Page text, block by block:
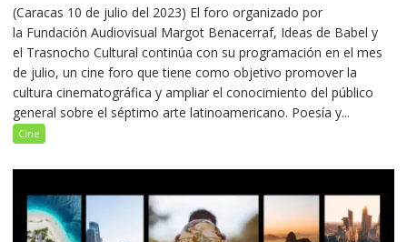
(Caracas 10 de julio del 2023) El foro organizado por
la Fundación Audiovisual Margot Benacerraf, Ideas de Babel y
el Trasnocho Cultural continúa con su programación en el mes
de julio, un cine foro que tiene como objetivo promover la
cultura cinematográfica y ampliar el conocimiento del público
general sobre el séptimo arte latinoamericano. Poesía y...
Cine